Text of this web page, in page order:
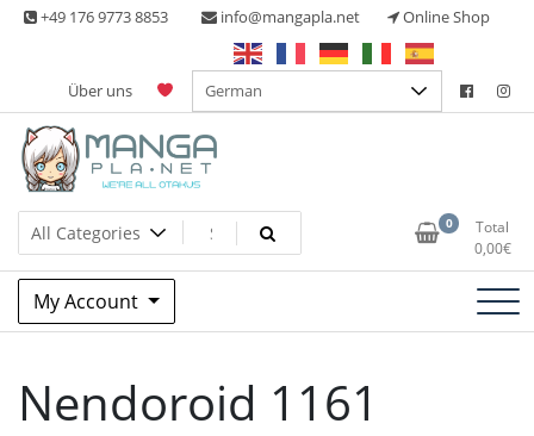
Skip +49 176 9773 8853 info@mangapla.net Online Shop
Über uns
Manga Planet
Split Part Online Shop 0
Total
0,00€
My Account
Nendoroid 1161